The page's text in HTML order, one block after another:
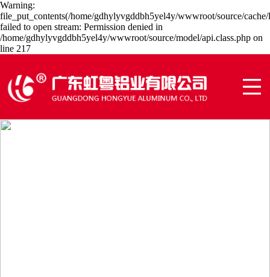
Warning:
file_put_contents(/home/gdhylyvgddbh5yel4y/wwwroot/source/cache/
failed to open stream: Permission denied in
/home/gdhylyvgddbh5yel4y/wwwroot/source/model/api.class.php on
line 217